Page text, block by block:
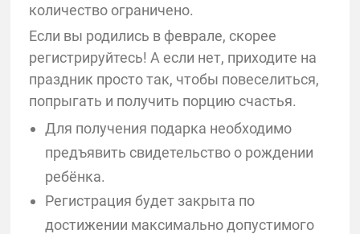
количество ограничено.
Если вы родились в феврале, скорее
регистрируйтесь! А если нет, приходите на
праздник просто так, чтобы повеселиться,
попрыгать и получить порцию счастья.
Для получения подарка необходимо
предъявить свидетельство о рождении
ребёнка.
Регистрация будет закрыта по
достижении максимально допустимого